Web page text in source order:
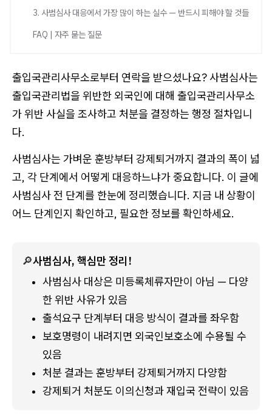
3. 사범심사 대응에서 가장 많이 하는 실수 — 반드시 피해야 할 것들
FAQ | 자주 묻는 질문
출입국관리사무소로부터 연락을 받으셨나요? 사범심사는
출입국관리법을 위반한 외국인에 대해 출입국관리사무소
가 위반 사실을 조사하고 처분을 결정하는 행정 절차입니
다.
사범심사는 가벼운 훈방부터 강제퇴거까지 결과의 폭이 넓
고, 각 단계에서 어떻게 대응하느냐가 중요합니다. 이 글에
사범심사 전 단계를 한눈에 정리했습니다. 지금 내 상황이
어느 단계인지 확인하고, 필요한 정보를 확인하세요.
🔎사범심사, 핵심만 정리!
사범심사 대상은 미등록체류자만이 아님 — 다양
한 위반 사유가 있음
출석요구 단계부터 대응 방식이 결과를 좌우함
보호명령이 내려지면 외국인보호소에 수용될 수
있음
처분 결과는 훈방부터 강제퇴거까지 다양함
강제퇴거 처분도 이의신청과 재입국 전략이 있음